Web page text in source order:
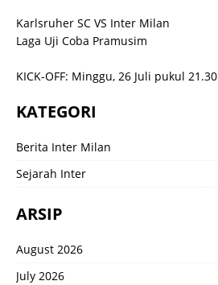
Karlsruher SC VS Inter Milan
Laga Uji Coba Pramusim
KICK-OFF: Minggu, 26 Juli pukul 21.30
KATEGORI
Berita Inter Milan
Sejarah Inter
ARSIP
August 2026
July 2026